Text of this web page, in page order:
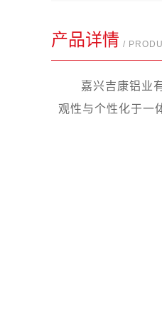
产品详情 /
嘉兴吉康铝业
观性与个性化于一